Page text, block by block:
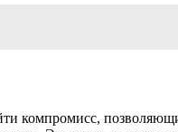
компромисс,